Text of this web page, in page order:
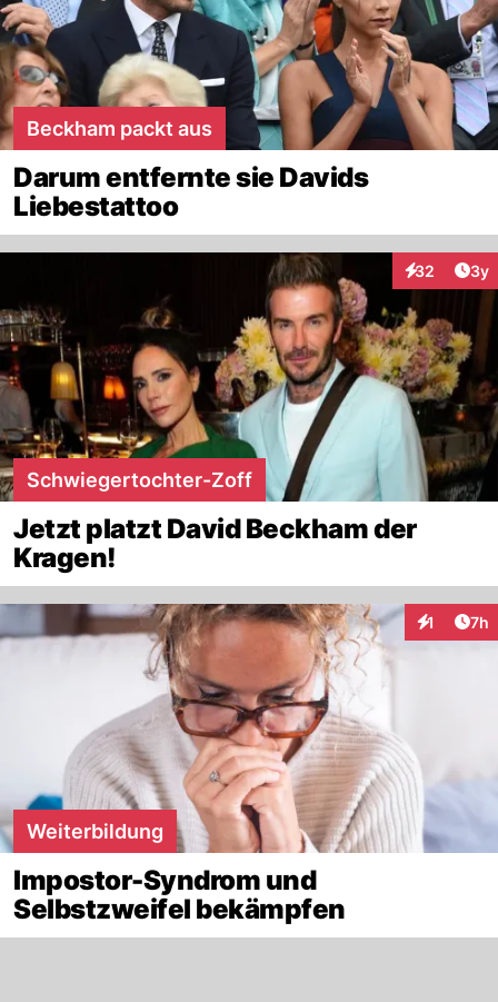
Beckham packt aus
Darum entfernte sie Davids
Liebestattoo
32
Interaktionen
3y
Schwiegertochter-Zoff
Jetzt platzt David Beckham der
Kragen!
1 7h
Weiterbildung
Impostor-Syndrom und
Selbstzweifel bekämpfen